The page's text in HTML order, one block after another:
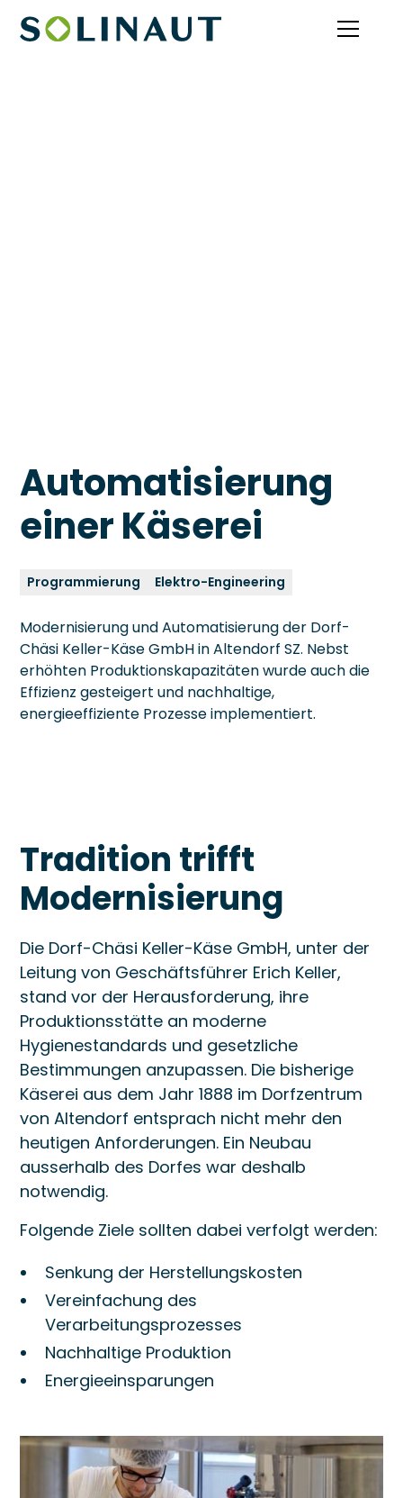
Automatisierung
einer Käserei
Programmierung Elektro-Engineering
Modernisierung und Automatisierung der Dorf-
Chäsi Keller-Käse GmbH in Altendorf SZ. Nebst
erhöhten Produktionskapazitäten wurde auch die
Effizienz gesteigert und nachhaltige,
energieeffiziente Prozesse implementiert.
Tradition trifft
Modernisierung
Die Dorf-Chäsi Keller-Käse GmbH, unter der
Leitung von Geschäftsführer Erich Keller,
stand vor der Herausforderung, ihre
Produktionsstätte an moderne
Hygienestandards und gesetzliche
Bestimmungen anzupassen. Die bisherige
Käserei aus dem Jahr 1888 im Dorfzentrum
von Altendorf entsprach nicht mehr den
heutigen Anforderungen. Ein Neubau
ausserhalb des Dorfes war deshalb
notwendig.
Folgende Ziele sollten dabei verfolgt werden:
Senkung der Herstellungskosten
Vereinfachung des
Verarbeitungsprozesses
Nachhaltige Produktion
Energieeinsparungen